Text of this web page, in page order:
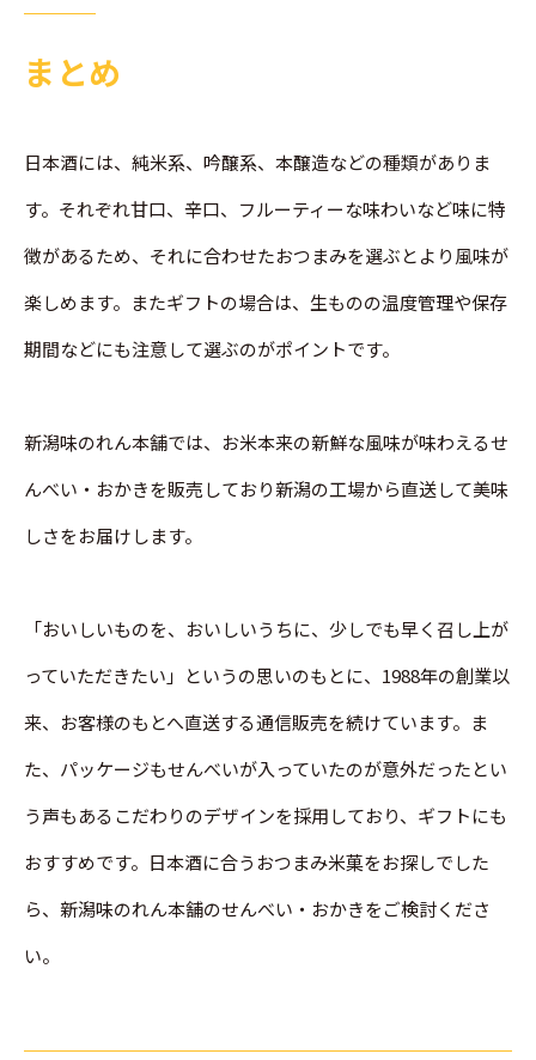
まとめ
日本酒には、純米系、吟醸系、本醸造などの種類がありま
す。それぞれ甘口、辛口、フルーティーな味わいなど味に特
徴があるため、それに合わせたおつまみを選ぶとより風味が
楽しめます。またギフトの場合は、生ものの温度管理や保存
期間などにも注意して選ぶのがポイントです。
新潟味のれん本舗では、お米本来の新鮮な風味が味わえるせ
んべい・おかきを販売しており新潟の工場から直送して美味
しさをお届けします。
「おいしいものを、おいしいうちに、少しでも早く召し上が
っていただきたい」というの思いのもとに、1988年の創業以
来、お客様のもとへ直送する通信販売を続けています。ま
た、パッケージもせんべいが入っていたのが意外だったとい
う声もあるこだわりのデザインを採用しており、ギフトにも
おすすめです。日本酒に合うおつまみ米菓をお探しでした
ら、新潟味のれん本舗のせんべい・おかきをご検討くださ
い。